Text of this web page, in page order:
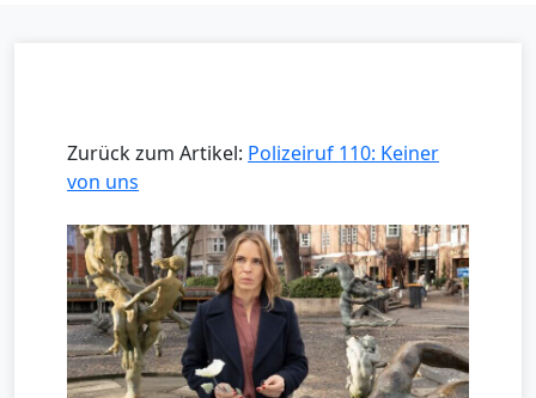
Zurück zum Artikel: Polizeiruf 110: Keiner
von uns